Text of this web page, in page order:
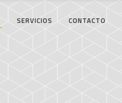
SERVICIOS CONTACTO